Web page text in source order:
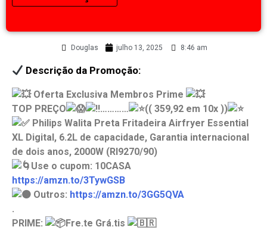
Douglas julho 13, 2025 8:46 am
Descrição da Promoção:
Oferta Exclusiva Membros Prime
TOP PREÇO
…………
(( 359,92 em 10x ))
Philips Walita Preta Fritadeira Airfryer Essential
XL Digital, 6.2L de capacidade, Garantia internacional
de dois anos, 2000W (RI9270/90)
Use o cupom: 10CASA
https://amzn.to/3TywGSB
Outros: https://amzn.to/3GG5QVA
.
PRIME:
Fre.te Grá.tis